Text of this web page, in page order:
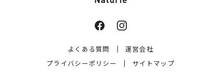
よくある質問
運営会社
プライバシーポリシー
サイトマップ